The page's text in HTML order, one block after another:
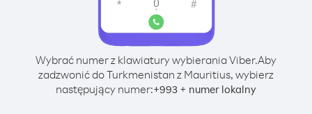
Wybrać numer z klawiatury wybierania Viber.Aby
zadzwonić do Turkmenistan z Mauritius, wybierz
następujący numer:+993 + numer lokalny